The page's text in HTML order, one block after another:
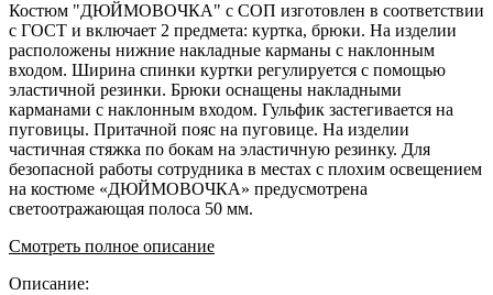
Костюм "ДЮЙМОВОЧКА" с СОП изготовлен в соответствии
с ГОСТ и включает 2 предмета: куртка, брюки. На изделии
расположены нижние накладные карманы с наклонным
входом. Ширина спинки куртки регулируется с помощью
эластичной резинки. Брюки оснащены накладными
карманами с наклонным входом. Гульфик застегивается на
пуговицы. Притачной пояс на пуговице. На изделии
частичная стяжка по бокам на эластичную резинку. Для
безопасной работы сотрудника в местах с плохим освещением
на костюме «ДЮЙМОВОЧКА» предусмотрена
светоотражающая полоса 50 мм.
Смотреть полное описание
Описание: